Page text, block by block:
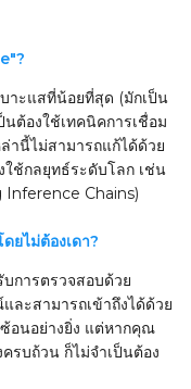
าะแสที่น้อยที่สุด (มักเป็น
ต้องใช้เทคนิคการเชื่อม
านี้ไม่สามารถแก้ได้ด้วย
ช้กลยุทธ์ระดับโลก เช่น
Inference Chains)
ยไม่ต้องเดา?
การตรวจสอบด้วย
ละสามารถเข้าถึงได้ด้วย
อนอย่างยิ่ง แต่หากคุณ
รบถ้วน ก็ไม่จำเป็นต้อง